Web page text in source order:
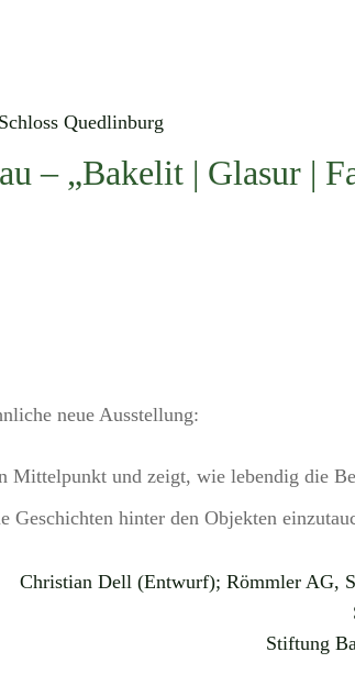
– „Bakelit | Glasur |
neue Ausstellung:
Mittelpunkt und zeigt, wie lebendig die
hinter den Objekten
Christian Dell (Entwurf); Römmler AG,
Stiftung